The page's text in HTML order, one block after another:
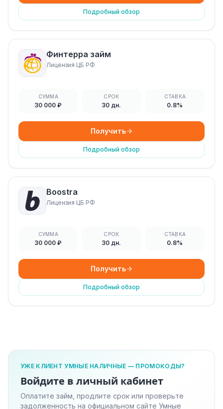
Подробный обзор
Финтерра займ
Лицензия ЦБ РФ
СУММА
30 000 ₽
СРОК
30 дн.
СТАВКА
0.8%
Получить
Подробный обзор
Boostra
Лицензия ЦБ РФ
СУММА
30 000 ₽
СРОК
30 дн.
СТАВКА
0.8%
Получить
Подробный обзор
УЖЕ КЛИЕНТ УМНЫЕ НАЛИЧНЫЕ — ПРОМОКОДЫ?
Войдите в личный кабинет
Оплатите займ, продлите срок или проверьте
задолженность на официальном сайте Умные